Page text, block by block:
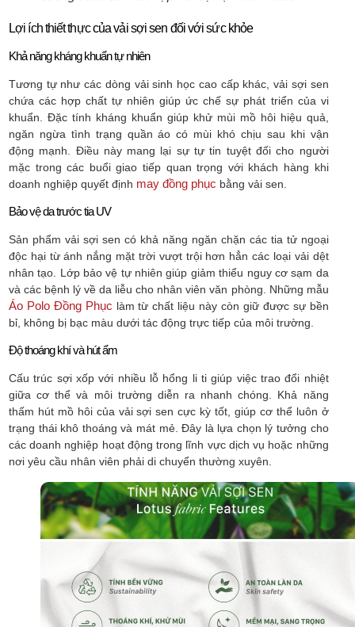
Lợi ích thiết thực của vải sợi sen đối với sức khỏe
Khả năng kháng khuẩn tự nhiên
Tương tự như các dòng vải sinh học cao cấp khác, vải sợi sen
chứa các hợp chất tự nhiên giúp ức chế sự phát triển của vi
khuẩn. Đặc tính kháng khuẩn giúp khử mùi mồ hôi hiệu quả,
ngăn ngừa tình trạng quần áo có mùi khó chịu sau khi vận
động mạnh. Điều này mang lại sự tự tin tuyệt đối cho người
mặc trong các buổi giao tiếp quan trọng với khách hàng khi
doanh nghiệp quyết định may đồng phục bằng vải sen.
Bảo vệ da trước tia UV
Sản phẩm vải sợi sen có khả năng ngăn chặn các tia tử ngoại
độc hại từ ánh nắng mặt trời vượt trội hơn hẳn các loại vải dệt
nhân tạo. Lớp bảo vệ tự nhiên giúp giảm thiểu nguy cơ sạm da
và các bệnh lý về da liễu cho nhân viên văn phòng. Những mẫu
Áo Polo Đồng Phục làm từ chất liệu này còn giữ được sự bền
bỉ, không bị bạc màu dưới tác động trực tiếp của môi trường.
Độ thoáng khí và hút ẩm
Cấu trúc sợi xốp với nhiều lỗ hổng li ti giúp việc trao đổi nhiệt
giữa cơ thể và môi trường diễn ra nhanh chóng. Khả năng
thấm hút mồ hôi của vải sợi sen cực kỳ tốt, giúp cơ thể luôn ở
trạng thái khô thoáng và mát mẻ. Đây là lựa chọn lý tưởng cho
các doanh nghiệp hoạt động trong lĩnh vực dịch vụ hoặc những
nơi yêu cầu nhân viên phải di chuyển thường xuyên.